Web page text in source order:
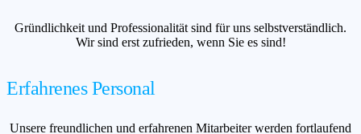
Gründlichkeit und Professionalität sind für uns selbstverständlich.
Wir sind erst zufrieden, wenn Sie es sind!
Erfahrenes Personal
Unsere freundlichen und erfahrenen Mitarbeiter werden fortlaufend